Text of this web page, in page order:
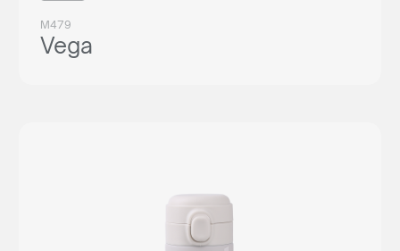
M479
Vega